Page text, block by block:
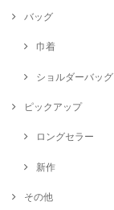
バッグ
巾着
ショルダーバッグ
ピックアップ
ロングセラー
新作
その他